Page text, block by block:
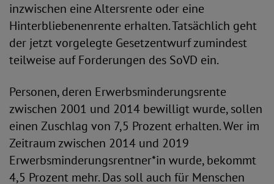
inzwischen eine Altersrente oder eine
Hinterbliebenenrente erhalten. Tatsächlich geht
der jetzt vorgelegte Gesetzentwurf zumindest
teilweise auf Forderungen des SoVD ein.
Personen, deren Erwerbsminderungsrente
zwischen 2001 und 2014 bewilligt wurde, sollen
einen Zuschlag von 7,5 Prozent erhalten. Wer im
Zeitraum zwischen 2014 und 2019
Erwerbsminderungsrentner*in wurde, bekommt
4,5 Prozent mehr. Das soll auch für Menschen